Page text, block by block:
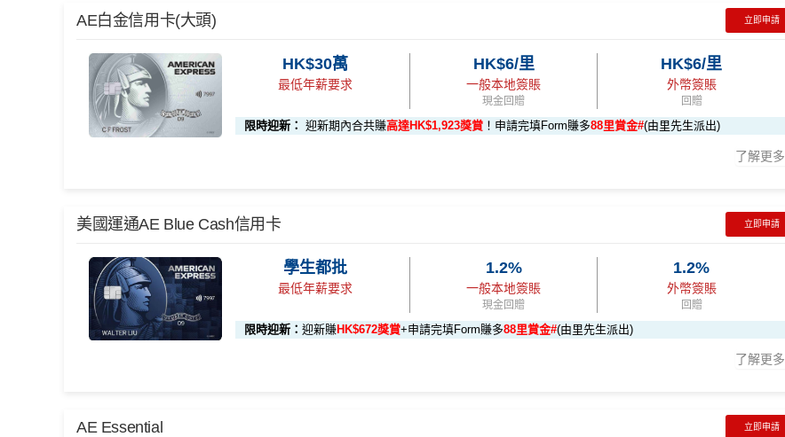
登記特別推廣
HK$10,000）
📍登記優惠 2： https://shorturl.at/YNQXl
(為下階段疊加倍數積分作準備)
🎯 第二階段：本地迎新簽賬獎賞 (累積簽滿 HK$8,000 本地簽賬)
(相當於 5,333 里數)
本地簽賬 6X 積分 (第一階
段已登記)
上述 HK$8,000 本地簽賬*6X 積分
48,000 AE積分
(相當於 2,667 里數)
額外迎新獎賞
🎁迎新禮遇 AE白金卡里先生優惠
優惠期：2026年7月30日至8月31日23:59期間 ，年費HK$9,500，無得傾必需俾，留意 新客
之客戶迎新
有唔同全新美國運通基本卡會員* ：迎新高達 (可換80,000里) +88里賞金#(由里先生派出)迎新資格：
現時或於申請日期起計過去 12 個月內 未曾持有或取消 任何由美國運通香港批核的信用卡或簽賬卡之基本卡會員。
簽賬回
贈
00
144萬積
首6個月內 累積簽賬滿HK$6萬有66萬積分於第15至17個月期間，進行一次任何金額的合資格簽賬再有
金#
賺多88里賞金#❗️（由里先生派出🎯38新會員+成功批卡50額外里賞
AE白金信用卡(大頭) 立即申請
HK$30萬
最低年薪要求
HK$6/里
一般本地簽賬
現金回贈
HK$6/里
外幣簽賬
回贈
限時迎新： 迎新期內合共賺高達HK$1,923獎賞 ！申請完填Form賺多88里賞金#(由里先生派出)
了解更多
🎁迎新禮遇
首3個月內成功簽賬一次: 享
HK$300簽賬回贈
首3個月內成功簽賬滿HK$10,000: 享
HK$700簽賬回贈
基本卡批核後首3個月內每HK$1=5美國運通積分，可賺取高達240,000積分，（以Amex Travel換機票酒店(ATO)或
以Pay with points max每260＝$1^可換HK$923，換酒店分/里數或禮品價值會更高！）如果有大額簽賬如醫院或保
美國運通AE Blue Cash信用卡 立即申請
學生都批
最低年薪要求
1.2%
一般本地簽賬
現金回贈
1.2%
外幣簽賬
回贈
限時迎新： 迎新賺HK$672獎賞+申請完填Form賺多88里賞金#(由里先生派出)
了解更多
AE Essential 立即申請